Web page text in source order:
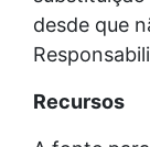
desde que
Recursos